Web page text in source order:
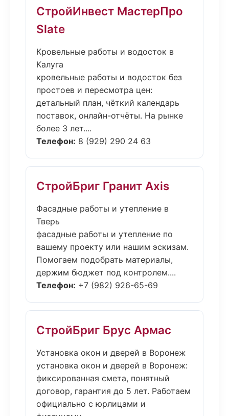
СтройИнвест МастерПро
Slate
Кровельные работы и водосток в
Калуга
кровельные работы и водосток без
простоев и пересмотра цен:
детальный план, чёткий календарь
поставок, онлайн-отчёты. На рынке
более 3 лет....
Телефон: 8 (929) 290 24 63
СтройБриг Гранит Axis
Фасадные работы и утепление в
Тверь
фасадные работы и утепление по
вашему проекту или нашим эскизам.
Помогаем подобрать материалы,
держим бюджет под контролем....
Телефон: +7 (982) 926-65-69
СтройБриг Брус Армас
Установка окон и дверей в Воронеж
установка окон и дверей в Воронеж:
фиксированная смета, понятный
договор, гарантия до 5 лет. Работаем
официально с юрлицами и